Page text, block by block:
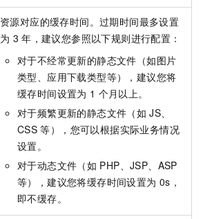
资源对应的缓存时间。过期时间最多设置
为 3 年，建议您参照以下规则进行配置：
对于不经常更新的静态文件（如图片
类型、应用下载类型等），建议您将
缓存时间设置为 1 个月以上。
对于频繁更新的静态文件（如 JS、
CSS 等），您可以根据实际业务情况
设置。
对于动态文件（如 PHP、JSP、ASP
等），建议您将缓存时间设置为 0s，
即不缓存。